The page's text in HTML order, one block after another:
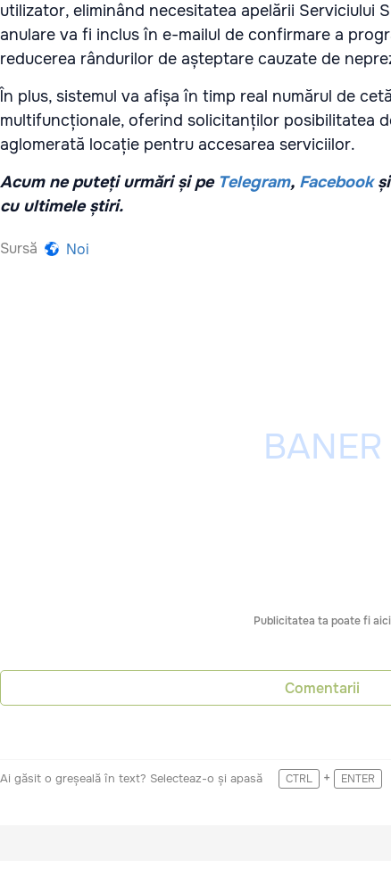
utilizator, eliminând necesitatea apelării Serviciului
anulare va fi inclus în e-mailul de confirmare a
reducerea rândurilor de așteptare cauzate de
În plus, sistemul va afișa în timp real numărul de
multifuncționale, oferind solicitanților posibilitatea
aglomerată locație pentru accesarea serviciilor.
Acum ne puteți urmări și pe Telegram, Facebook și
cu ultimele știri.
Sursă Noi
Publicitatea ta poate fi aici
Comentarii
Ai găsit o greșeală în text? Selecteaz-o și apasă CTRL + ENTER